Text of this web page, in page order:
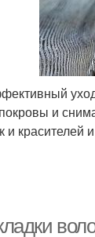
и
красителей